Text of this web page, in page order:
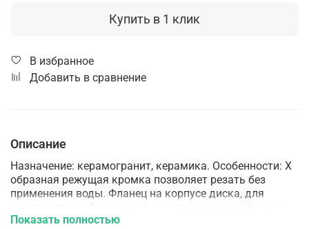
Купить в 1 клик
В избранное
Добавить в сравнение
Описание
Назначение: керамогранит, керамика. Особенности: Х
образная режущая кромка позволяет резать без
применения воды. Фланец на корпусе диска, для
дополнительной жесткости корпуса, и ультратонкая
режущая кромка обеспечивают чистый рез без
Показать полностью